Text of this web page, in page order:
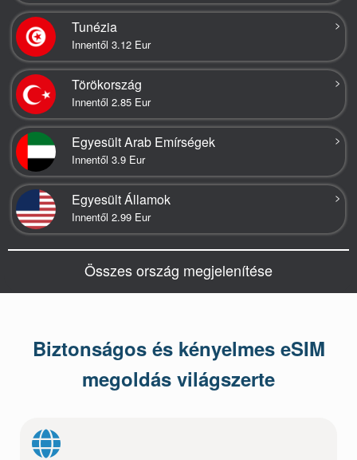
Tunézia
Innentől 3.12 Eur
>
Törökország
Innentől 2.85 Eur
>
Egyesült Arab Emírségek
Innentől 3.9 Eur
>
Egyesült Államok
Innentől 2.99 Eur
>
Összes ország megjelenítése
Biztonságos és kényelmes eSIM
megoldás világszerte